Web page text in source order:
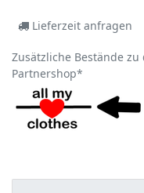
Lieferzeit anfragen
Zusätzliche Bestände
Partnershop*